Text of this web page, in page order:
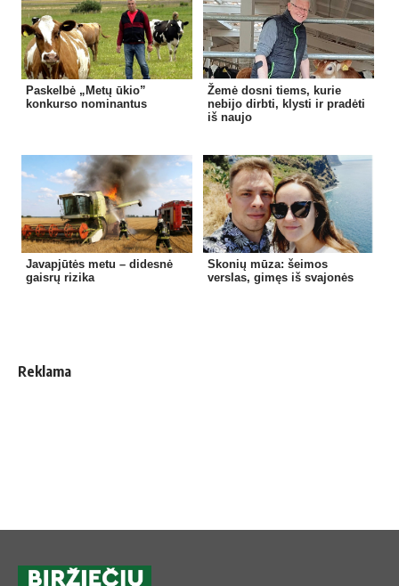
Paskelbė „Metų ūkio”
konkurso nominantus
Žemė dosni tiems, kurie
nebijo dirbti, klysti ir pradėti
iš naujo
Javapjūtės metu – didesnė
gaisrų rizika
Skonių mūza: šeimos
verslas, gimęs iš svajonės
Reklama